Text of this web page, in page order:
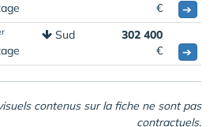
€
➔
Sud
302 400
€
➔
contenus sur la fiche ne sont pas
contractuels.